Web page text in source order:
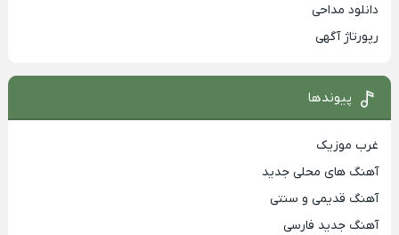
دانلود مداحی
رپورتاژ آگهی
پیوندها
غرب موزیک
آهنگ های محلی جدید
آهنگ قدیمی و سنتی
آهنگ جدید فارسی